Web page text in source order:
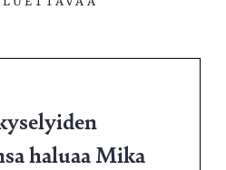
haluaa Mika